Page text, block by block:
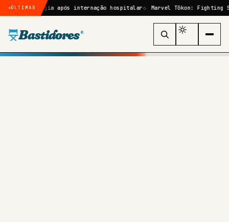
ÚLTIMASapós internação hospitalar Marvel Tōkon: Fighting Souls:
Bastidores ®